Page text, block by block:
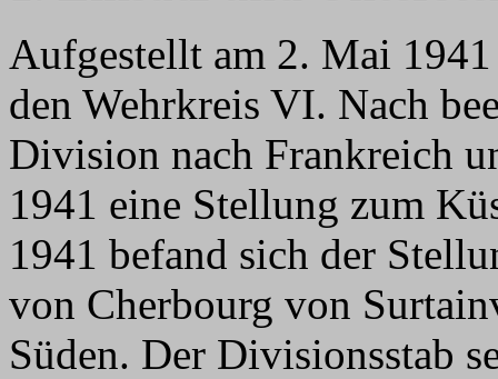
Aufgestellt am 2. Mai
den Wehrkreis VI. Nach
Division nach Frankreich
1941 eine Stellung zum
1941 befand sich der
von Cherbourg von
Süden. Der Divisionsstab